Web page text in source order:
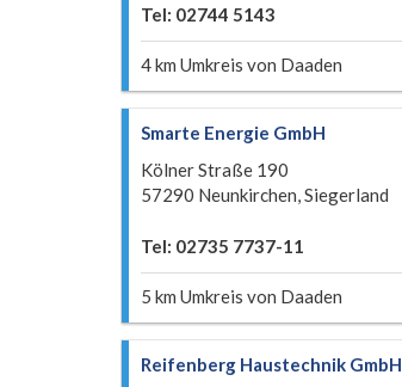
Tel: 02744 5143
4 km Umkreis von Daaden
Smarte Energie GmbH
Kölner Straße 190
57290 Neunkirchen, Siegerland
Tel: 02735 7737-11
5 km Umkreis von Daaden
Reifenberg Haustechnik GmbH